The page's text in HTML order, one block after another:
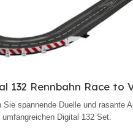
132 Rennbahn Race to
Sie spannende Duelle und rasante
umfangreichen Digital 132 Set.